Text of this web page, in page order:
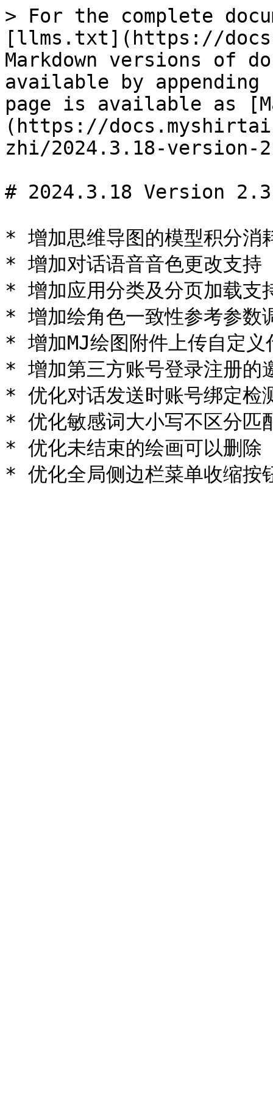
> For the complete
[llms.txt](https://
Markdown versions of
available by
page is available as
(https://
zhi/2024.3.18-version-
# 2024.3.18 Version
* 增加思维导图的模型积分消
* 增加对话语音音色更改支持
* 增加应用分类及分页加载支
* 增加绘角色一致性参考参数
* 增加MJ绘图附件上传自定义
* 增加第三方账号登录注册的
* 优化对话发送时账号绑定检
* 优化敏感词大小写不区分匹
* 优化未结束的绘画可以删除